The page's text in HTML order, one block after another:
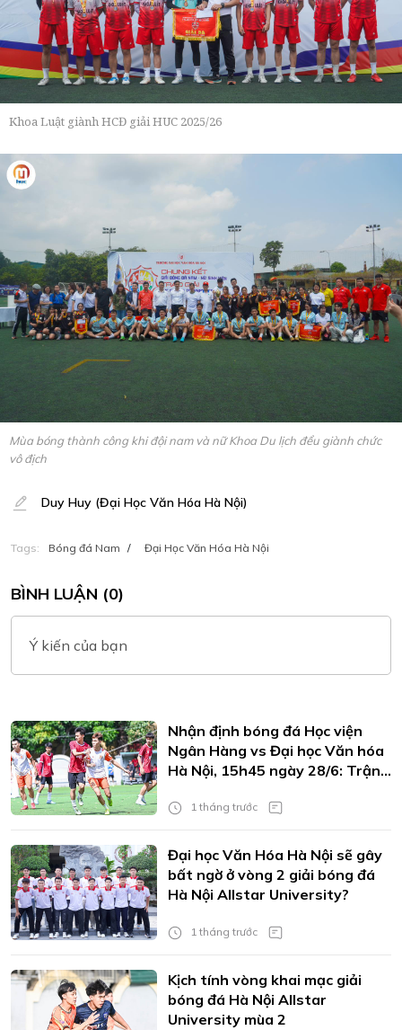
Khoa Luật giành HCĐ giải HUC 2025/26
Mùa bóng thành công khi đội nam và nữ Khoa Du lịch đểu giành chức
vô địch
Duy Huy (Đại Học Văn Hóa Hà Nội)
Tags: Bóng đá Nam / Đại Học Văn Hóa Hà Nội
BÌNH LUẬN (0)
Ý kiến của bạn
Nhận định bóng đá Học viện
Ngân Hàng vs Đại học Văn hóa
Hà Nội, 15h45 ngày 28/6: Trận
1 tháng trước
Đại học Văn Hóa Hà Nội sẽ gây
bất ngờ ở vòng 2 giải bóng đá
Hà Nội Allstar University?
1 tháng trước
Kịch tính vòng khai mạc giải
bóng đá Hà Nội Allstar
University mùa 2